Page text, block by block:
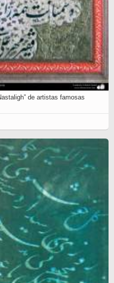
de artistas famosas